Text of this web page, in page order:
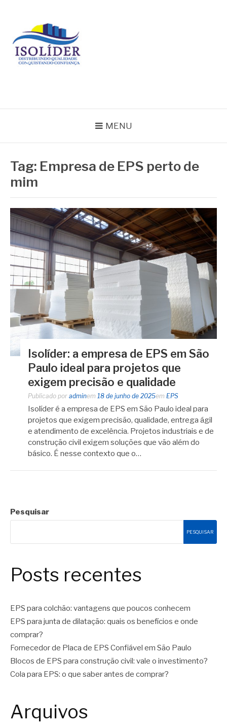
conteúdo
MENU
Tag: Empresa de EPS perto de
mim
Isolíder: a empresa de EPS em São
Paulo ideal para projetos que
exigem precisão e qualidade
Publicado por adminem 18 de junho de 2025em EPS
Isolíder é a empresa de EPS em São Paulo ideal para
projetos que exigem precisão, qualidade, entrega ágil
e atendimento de excelência. Projetos industriais e de
construção civil exigem soluções que vão além do
básico. É nesse contexto que o…
Pesquisar
PESQUISAR
Posts recentes
EPS para colchão: vantagens que poucos conhecem
EPS para junta de dilatação: quais os benefícios e onde
comprar?
Fornecedor de Placa de EPS Confiável em São Paulo
Blocos de EPS para construção civil: vale o investimento?
Cola para EPS: o que saber antes de comprar?
Arquivos